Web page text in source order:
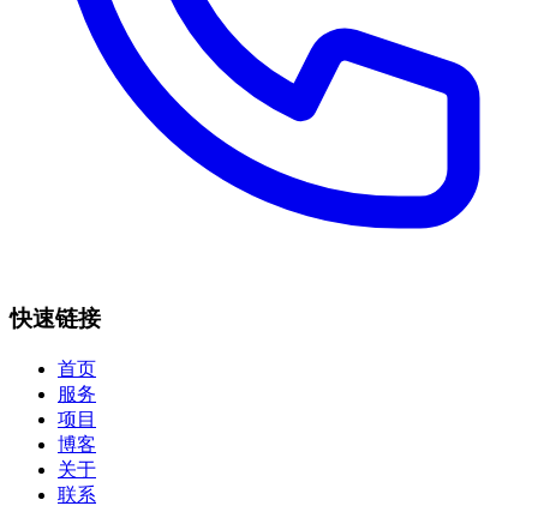
快速链接
首页
服务
项目
博客
关于
联系